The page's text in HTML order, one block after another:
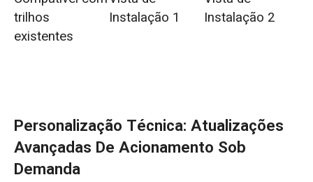
trilhos
existentes
Instalação 1
Instalação 2
Personalização Técnica: Atualizações
Avançadas De Acionamento Sob
Demanda